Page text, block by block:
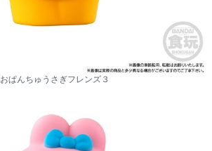
おぱんちゅうさぎフレンズ３